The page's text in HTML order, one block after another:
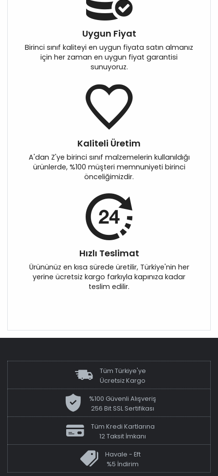
Uygun Fiyat
Birinci sınıf kaliteyi en uygun fiyata satın almanız
için her zaman en uygun fiyat garantisi
sunuyoruz.
Kaliteli Üretim
A'dan Z'ye birinci sınıf malzemelerin kullanıldığı
ürünlerde, %100 müşteri memnuniyeti birinci
önceliğimizdir.
Hızlı Teslimat
Ürününüz en kısa sürede üretilir, Türkiye'nin her
yerine ücretsiz kargo farkıyla kapınıza kadar
teslim edilir.
Tüm Türkiye'ye
Ücretsiz Kargo
%100 Güvenli Alışveriş
256 Bit SSL Sertifikası
Tüm Kredi Kartlarına
12 Taksit İmkanı
Havale - Eft
%5 İndirim